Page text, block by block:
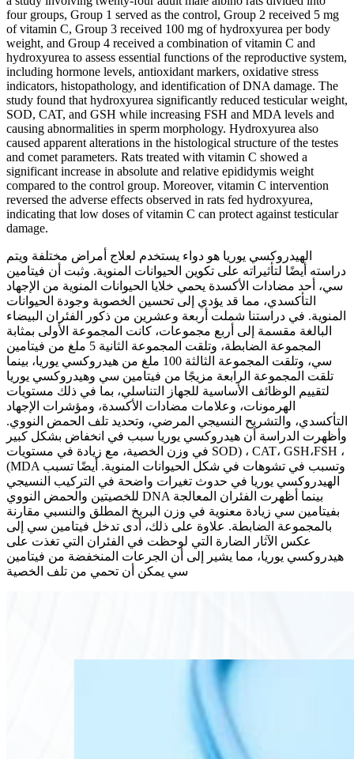
four groups, Group 1 served as the control, Group 2 received 5 mg
of vitamin C, Group 3 received 100 mg of hydroxyurea per body
weight, and Group 4 received a combination of vitamin C and
hydroxyurea to assess essential functions of the reproductive system,
including hormone levels, antioxidant markers, oxidative stress
indicators, histopathology, and identification of DNA damage. The
study found that hydroxyurea significantly reduced testicular weight,
SOD, CAT, and GSH while increasing FSH and MDA levels and
causing abnormalities in sperm morphology. Hydroxyurea also
caused apparent alterations in the histological structure of the testes
and comet parameters. Rats treated with vitamin C showed a
significant increase in absolute and relative epididymis weight
compared to the control group. Moreover, vitamin C intervention
reversed the adverse effects observed in rats fed hydroxyurea,
indicating that low doses of vitamin C can protect against testicular
damage.
الهيدروكسي يوريا هو دواء يستخدم لعلاج أمراض مختلفة ويتم
دراسته أيضًا لتأثيراته على تكوين الحيوانات المنوية. وثبت أن فيتامين
سي، أحد مضادات الأكسدة يحمي خلايا الحيوانات المنوية من الإجهاد
التأكسدي، مما قد يؤدي إلى تحسين الخصوبة وجودة الحيوانات
المنوية. في دراستنا شملت أربعة وعشرين من ذكور الفئران البيضاء
البالغة مقسمة إلى أربع مجموعات، كانت المجموعة الأولى بمثابة
المجموعة الضابطة، وتلقت المجموعة الثانية 5 ملغ من فيتامين
سي، وتلقت المجموعة الثالثة 100 ملغ من هيدروكسي يوريا، بينما
تلقت المجموعة الرابعة مزيجًا من فيتامين سي وهيدروكسي يوريا
لتقييم الوظائف الأساسية للجهاز التناسلي، بما في ذلك مستويات
الهرمونات، وعلامات مضادات الأكسدة، ومؤشرات الإجهاد
التأكسدي، والتشريح النسيجي المرضي، وتحديد تلف الحمض النووي.
وأظهرت الدراسة أن هيدروكسي يوريا سبب في انخفاض بشكل كبير
في وزن الخصية، مع زيادة في مستويات SOD) ، CAT، GSH،FSH ،
(MDA وتسبب في تشوهات في شكل الحيوانات المنوية. أيضًا تسبب
الهيدروكسي يوريا في حدوث تغيرات واضحة في التركيب النسيجي
للخصيتين والحمض النووي DNA بينما أظهرت الفئران المعالجة
بفيتامين سي زيادة معنوية في وزن البربخ المطلق والنسبي مقارنة
بالمجموعة الضابطة. علاوة على ذلك، أدى تدخل فيتامين سي إلى
عكس الآثار الضارة التي لوحظت في الفئران التي تغذت على
هيدروكسي يوريا، مما يشير إلى أن الجرعات المنخفضة من فيتامين
سي يمكن أن تحمي من تلف الخصية